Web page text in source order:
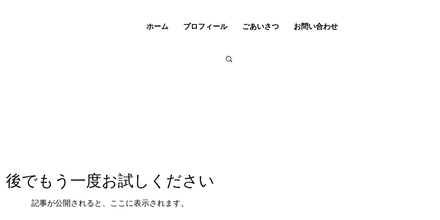
ホーム プロフィール ごあいさつ お問い合わせ
後でもう一度お試しください
記事が公開されると、ここに表示されます。